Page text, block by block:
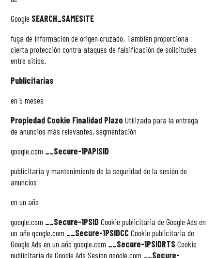
Google SEARCH_SAMESITE
fuga de información de origen cruzado. También proporciona
cierta protección contra ataques de falsificación de solicitudes
entre sitios.
Publicitarias
en 5 meses
Propiedad Cookie Finalidad PlazoUtilizada para la entrega
de anuncios más relevantes, segmentación
google.com __Secure-1PAPISID
publicitaria y mantenimiento de la seguridad de la sesión de
anuncios
en un año
google.com __Secure-1PSIDCookie publicitaria de Google Ads en
un año google.com __Secure-1PSIDCCCookie publicitaria de
Google Ads en un año google.com __Secure-1PSIDRTSCookie
publicitaria de Google Ads Sesión google.com __Secure-